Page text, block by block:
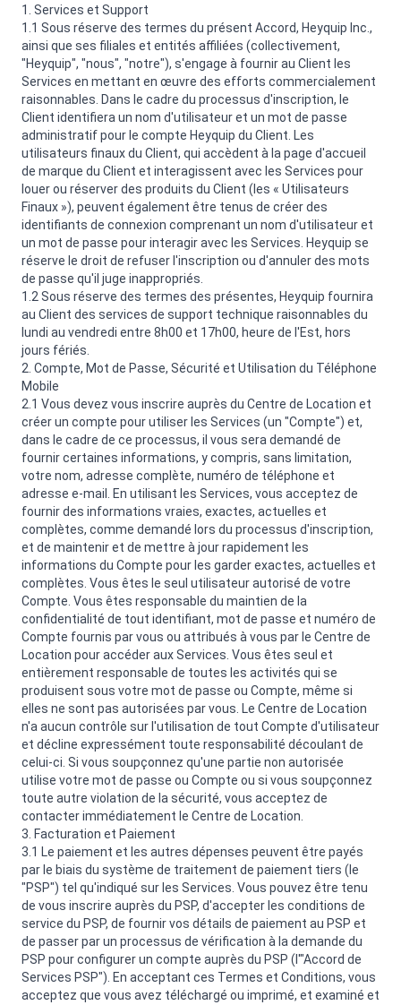
1. Services et Support
1.1 Sous réserve des termes du présent Accord, Heyquip Inc.,
ainsi que ses filiales et entités affiliées (collectivement,
"Heyquip", "nous", "notre"), s'engage à fournir au Client les
Services en mettant en œuvre des efforts commercialement
raisonnables. Dans le cadre du processus d'inscription, le
Client identifiera un nom d'utilisateur et un mot de passe
administratif pour le compte Heyquip du Client. Les
utilisateurs finaux du Client, qui accèdent à la page d'accueil
de marque du Client et interagissent avec les Services pour
louer ou réserver des produits du Client (les « Utilisateurs
Finaux »), peuvent également être tenus de créer des
identifiants de connexion comprenant un nom d'utilisateur et
un mot de passe pour interagir avec les Services. Heyquip se
réserve le droit de refuser l'inscription ou d'annuler des mots
de passe qu'il juge inappropriés.
1.2 Sous réserve des termes des présentes, Heyquip fournira
au Client des services de support technique raisonnables du
lundi au vendredi entre 8h00 et 17h00, heure de l'Est, hors
jours fériés.
2. Compte, Mot de Passe, Sécurité et Utilisation du Téléphone
Mobile
2.1 Vous devez vous inscrire auprès du Centre de Location et
créer un compte pour utiliser les Services (un "Compte") et,
dans le cadre de ce processus, il vous sera demandé de
fournir certaines informations, y compris, sans limitation,
votre nom, adresse complète, numéro de téléphone et
adresse e-mail. En utilisant les Services, vous acceptez de
fournir des informations vraies, exactes, actuelles et
complètes, comme demandé lors du processus d'inscription,
et de maintenir et de mettre à jour rapidement les
informations du Compte pour les garder exactes, actuelles et
complètes. Vous êtes le seul utilisateur autorisé de votre
Compte. Vous êtes responsable du maintien de la
confidentialité de tout identifiant, mot de passe et numéro de
Compte fournis par vous ou attribués à vous par le Centre de
Location pour accéder aux Services. Vous êtes seul et
entièrement responsable de toutes les activités qui se
produisent sous votre mot de passe ou Compte, même si
elles ne sont pas autorisées par vous. Le Centre de Location
n'a aucun contrôle sur l'utilisation de tout Compte d'utilisateur
et décline expressément toute responsabilité découlant de
celui-ci. Si vous soupçonnez qu'une partie non autorisée
utilise votre mot de passe ou Compte ou si vous soupçonnez
toute autre violation de la sécurité, vous acceptez de
contacter immédiatement le Centre de Location.
3. Facturation et Paiement
3.1 Le paiement et les autres dépenses peuvent être payés
par le biais du système de traitement de paiement tiers (le
"PSP") tel qu'indiqué sur les Services. Vous pouvez être tenu
de vous inscrire auprès du PSP, d'accepter les conditions de
service du PSP, de fournir vos détails de paiement au PSP et
de passer par un processus de vérification à la demande du
PSP pour configurer un compte auprès du PSP (l'"Accord de
Services PSP"). En acceptant ces Termes et Conditions, vous
acceptez que vous avez téléchargé ou imprimé, et examiné et